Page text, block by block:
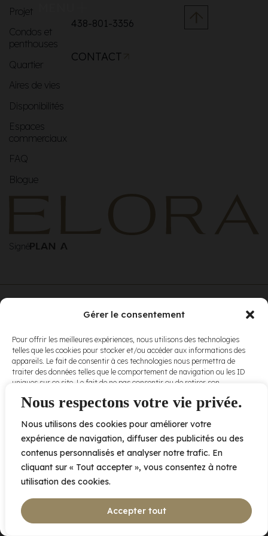
Nous respectons votre vie privée.
Nous utilisons des cookies pour améliorer votre
expérience de navigation, diffuser des publicités ou des
contenus personnalisés et analyser notre trafic. En
cliquant sur « Tout accepter », vous consentez à notre
utilisation des cookies.
Accepter tout
Gérer le consentement
Pour offrir les meilleures expériences, nous utilisons des technologies
telles que les cookies pour stocker et/ou accéder aux informations des
appareils. Le fait de consentir à ces technologies nous permettra de
traiter des données telles que le comportement de navigation ou les ID
uniques sur ce site. Le fait de ne pas consentir ou de retirer son
et fonctions.
Accepter
Refuser
Projet
Condos et
penthouses
Quartier
Aires de vies
Disponibilités
Espaces
commerciaux
FAQ
Blogue
438-801-3356
CONTACT
Signé
conditions
d’utilisationet
nospolitiques
de
confidentialité .
2005 av. de Bois-de-Boulogne, Laval QC H7N 0J7